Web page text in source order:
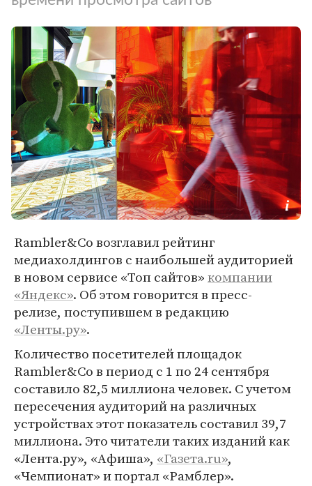
Rambler&Co возглавил рейтинг
медиахолдингов с наибольшей аудиторией
в новом сервисе «Топ сайтов»компании
«Яндекс». Об этом говорится в пресс-
релизе, поступившем в редакцию
«Ленты.ру».
Количество посетителей площадок
Rambler&Co в период с 1 по 24 сентября
составило 82,5 миллиона человек. С учетом
пересечения аудиторий на различных
устройствах этот показатель составил 39,7
миллиона. Это читатели таких изданий как
«Лента.ру», «Афиша», «Газета.ru»,
«Чемпионат» и портал «Рамблер».